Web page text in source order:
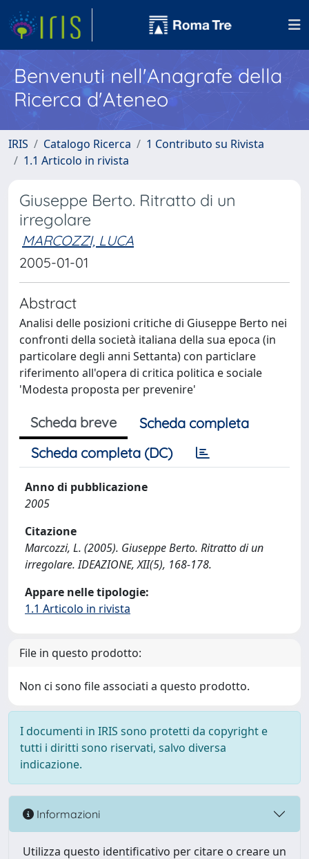
Benvenuti nell'Anagrafe della
Ricerca d'Ateneo
IRIS Catalogo Ricerca
1 Contributo su Rivista
1.1 Articolo in rivista
Giuseppe Berto. Ritratto di un
irregolare
MARCOZZI, LUCA
2005-01-01
Abstract
Analisi delle posizioni critiche di Giuseppe Berto nei
confronti della società italiana della sua epoca (in
particolare degli anni Settanta) con particlare
riferimento all'opera di critica politica e sociale
'Modesta proposta per prevenire'
Scheda breve
Scheda completa
Scheda completa (DC)
Anno di pubblicazione
2005
Citazione
Marcozzi, L. (2005). Giuseppe Berto. Ritratto di un
irregolare. IDEAZIONE, XII(5), 168-178.
Appare nelle tipologie:
1.1 Articolo in rivista
File in questo prodotto:
Non ci sono file associati a questo prodotto.
I documenti in IRIS sono protetti da copyright e
tutti i diritti sono riservati, salvo diversa
indicazione.
Informazioni
Utilizza questo identificativo per citare o creare un